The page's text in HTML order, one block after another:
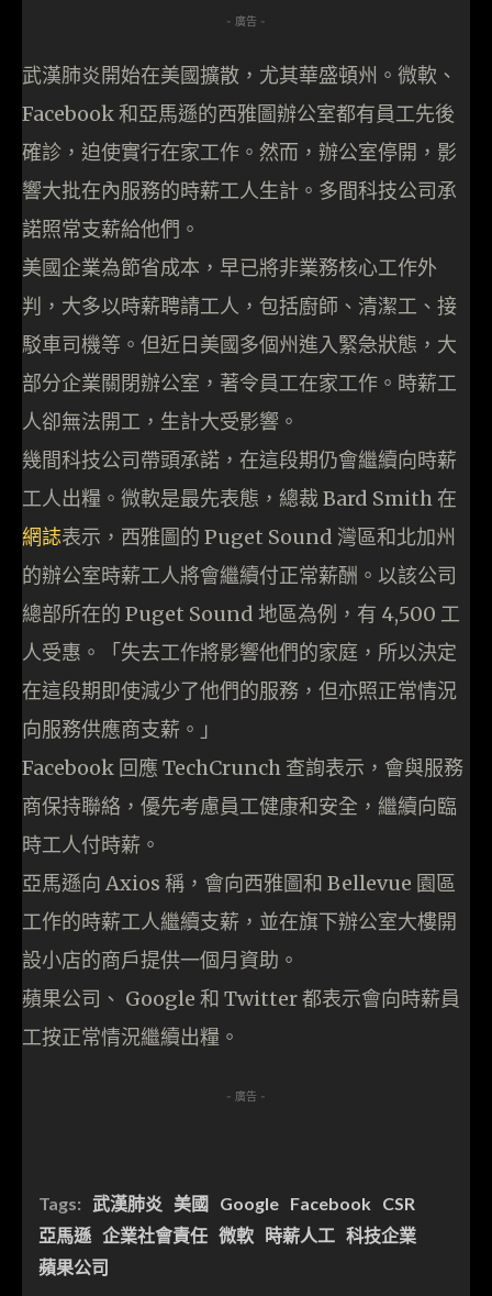
- 廣告 -
武漢肺炎開始在美國擴散，尤其華盛頓州。微軟、
Facebook 和亞馬遜的西雅圖辦公室都有員工先後
確診，迫使實行在家工作。然而，辦公室停開，影
響大批在內服務的時薪工人生計。多間科技公司承
諾照常支薪給他們。
美國企業為節省成本，早已將非業務核心工作外
判，大多以時薪聘請工人，包括廚師、清潔工、接
駁車司機等。但近日美國多個州進入緊急狀態，大
部分企業關閉辦公室，著令員工在家工作。時薪工
人卻無法開工，生計大受影響。
幾間科技公司帶頭承諾，在這段期仍會繼續向時薪
工人出糧。微軟是最先表態，總裁 Bard Smith 在
網誌表示，西雅圖的 Puget Sound 灣區和北加州
的辦公室時薪工人將會繼續付正常薪酬。以該公司
總部所在的 Puget Sound 地區為例，有 4,500 工
人受惠。「失去工作將影響他們的家庭，所以決定
在這段期即使減少了他們的服務，但亦照正常情況
向服務供應商支薪。」
Facebook 回應 TechCrunch 查詢表示，會與服務
商保持聯絡，優先考慮員工健康和安全，繼續向臨
時工人付時薪。
亞馬遜向 Axios 稱，會向西雅圖和 Bellevue 園區
工作的時薪工人繼續支薪，並在旗下辦公室大樓開
設小店的商戶提供一個月資助。
蘋果公司、 Google 和 Twitter 都表示會向時薪員
工按正常情況繼續出糧。
- 廣告 -
Tags: 武漢肺炎 美國 Google Facebook
CSR
亞馬遜 企業社會責任 微軟 時薪人工 科技企業
蘋果公司